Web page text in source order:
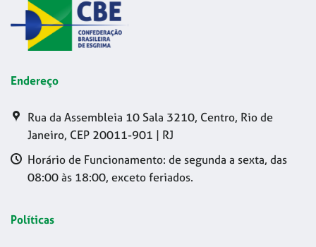
Endereço
Rua da Assembleia 10 Sala 3210, Centro, Rio de
Janeiro, CEP 20011-901 | RJ
Horário de Funcionamento: de segunda a sexta, das
08:00 às 18:00, exceto feriados.
Políticas